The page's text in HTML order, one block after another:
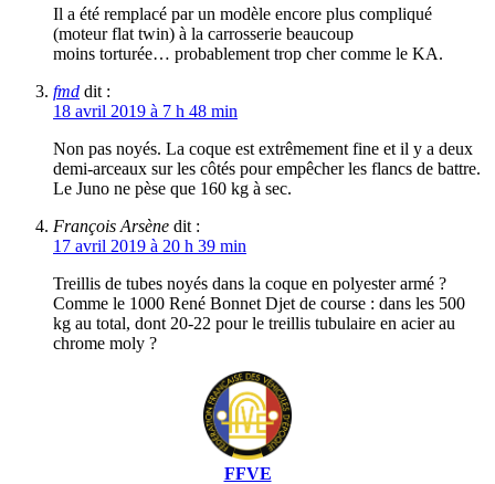
Il a été remplacé par un modèle encore plus compliqué
(moteur flat twin) à la carrosserie beaucoup
moins torturée… probablement trop cher comme le KA.
fmd dit :
18 avril 2019 à 7 h 48 min
Non pas noyés. La coque est extrêmement fine et il y a deux
demi-arceaux sur les côtés pour empêcher les flancs de battre.
Le Juno ne pèse que 160 kg à sec.
François Arsène dit :
17 avril 2019 à 20 h 39 min
Treillis de tubes noyés dans la coque en polyester armé ?
Comme le 1000 René Bonnet Djet de course : dans les 500
kg au total, dont 20-22 pour le treillis tubulaire en acier au
chrome moly ?
FFVE